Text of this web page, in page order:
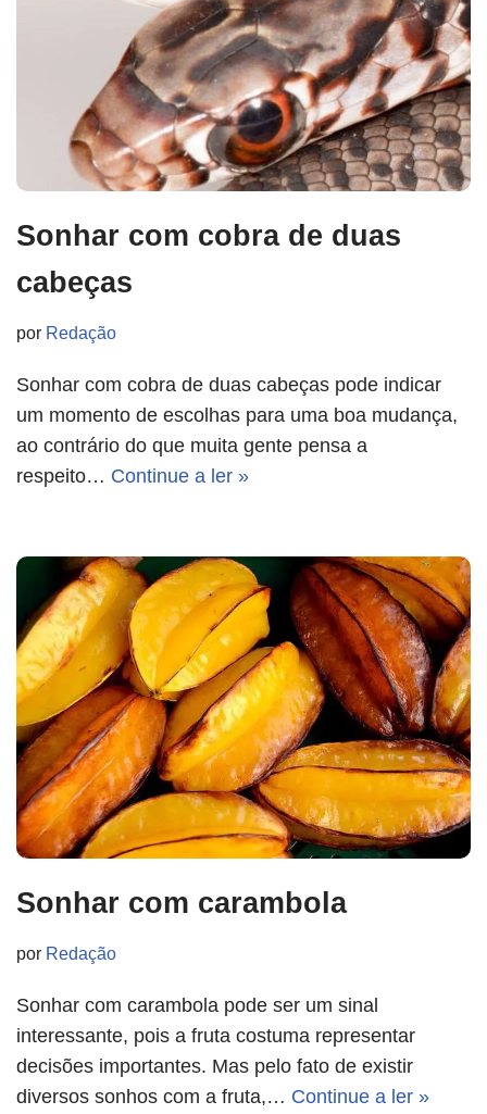
Sonhar com cobra de duas
cabeças
por Redação
Sonhar com cobra de duas cabeças pode indicar
um momento de escolhas para uma boa mudança,
ao contrário do que muita gente pensa a
respeito… Continue a ler »
Sonhar com carambola
por Redação
Sonhar com carambola pode ser um sinal
interessante, pois a fruta costuma representar
decisões importantes. Mas pelo fato de existir
diversos sonhos com a fruta,… Continue a ler »